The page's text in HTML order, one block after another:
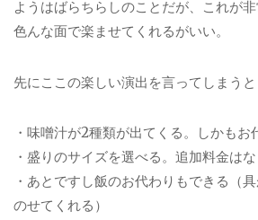
ようはばらちらしのことだが、これが
色んな面で楽ませてくれるがいい。
先にここの楽しい演出を言ってしまうと
・味噌汁が2種類が出てくる。しかもお
・盛りのサイズを選べる。追加料金はな
・あとですし飯のお代わりもできる（
のせてくれる）